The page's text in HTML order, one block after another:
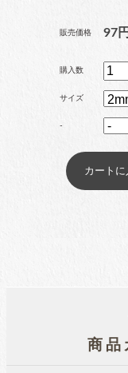
販売価格 97円
購入数
サイズ
-
商品